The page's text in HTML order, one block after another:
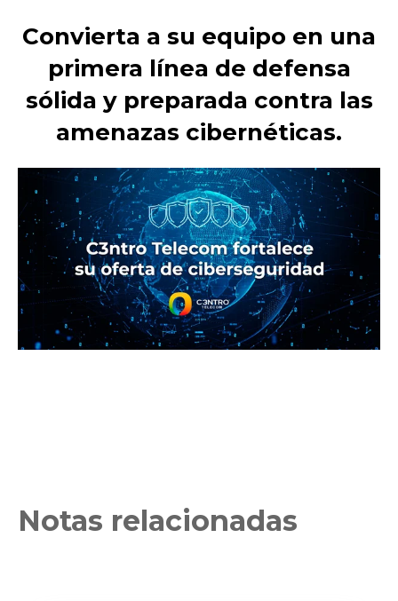
Convierta a su equipo en una
primera línea de defensa
sólida y preparada contra las
amenazas cibernéticas.
Notas relacionadas